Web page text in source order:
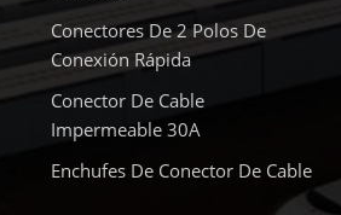
Conectores De 2 Polos De
Conexión Rápida
Conector De Cable
Impermeable 30A
Enchufes De Conector De Cable